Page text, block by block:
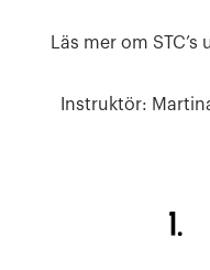
Läs mer om STC’s
Instruktör:
1.